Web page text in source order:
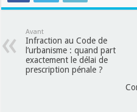
Avant
Infraction au Code de
l’urbanisme : quand part
exactement le délai de
prescription pénale ?